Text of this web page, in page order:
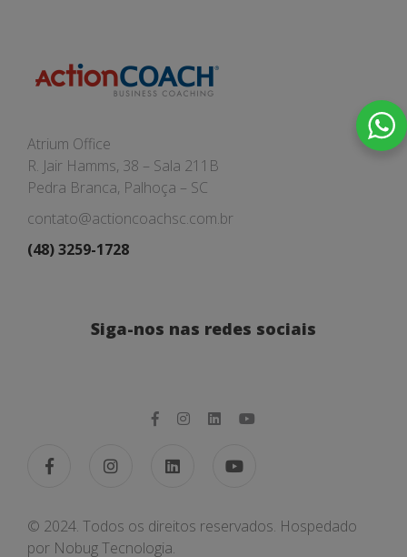
Atrium Office
R. Jair Hamms, 38 – Sala 211B
Pedra Branca, Palhoça – SC
contato@actioncoachsc.com.br
(48) 3259-1728
Siga-nos nas redes sociais
© 2024. Todos os direitos reservados. Hospedado
por Nobug Tecnologia.